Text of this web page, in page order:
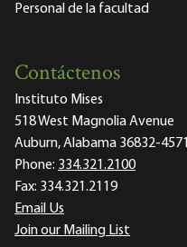
Personal de la facultad
Contáctenos
Instituto Mises
518 West Magnolia Avenue
Auburn, Alabama 36832-4571
Phone: 334.321.2100
Fax: 334.321.2119
Email Us
Join our Mailing List